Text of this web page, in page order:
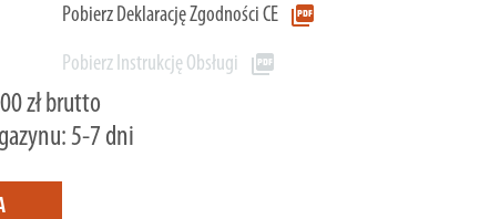
Pobierz Deklarację Zgodności CE
picture_as_pdf
Pobierz Instrukcję Obsługi picture_as_pdf
zł brutto
5-7 dni